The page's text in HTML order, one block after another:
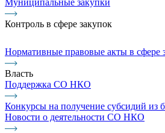
Муниципальные закупки
Контроль в сфере закупок
Нормативные правовые акты в сфере
Власть
Поддержка СО НКО
Конкурсы на получение субсидий
Новости о деятельности СО НКО